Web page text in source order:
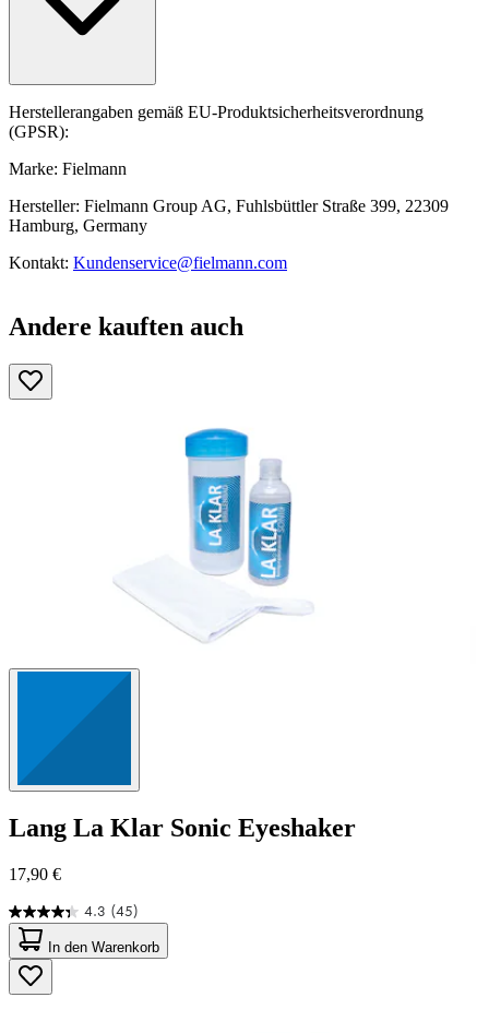
Herstellerangaben gemäß EU-Produktsicherheitsverordnung
(GPSR):
Marke: Fielmann
Hersteller: Fielmann Group AG, Fuhlsbüttler Straße 399, 22309
Hamburg, Germany
Kontakt: Kundenservice@fielmann.com
Andere kauften auch
Lang La Klar Sonic Eyeshaker
17,90 €
4.3 (45)
4.3
von
5
Sternen.
45
In den Warenkorb